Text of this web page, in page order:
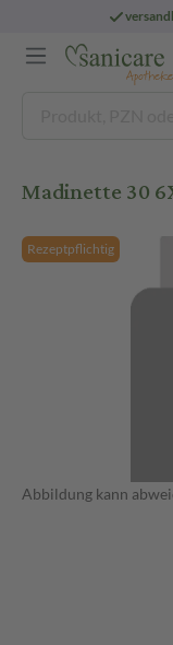
Madinette 30
Rezeptpflichtig
Abbildung kann